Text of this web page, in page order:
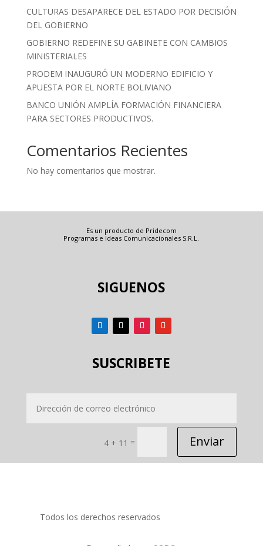
CULTURAS DESAPARECE DEL ESTADO POR DECISIÓN
DEL GOBIERNO
GOBIERNO REDEFINE SU GABINETE CON CAMBIOS
MINISTERIALES
PRODEM INAUGURÓ UN MODERNO EDIFICIO Y
APUESTA POR EL NORTE BOLIVIANO
BANCO UNIÓN AMPLÍA FORMACIÓN FINANCIERA
PARA SECTORES PRODUCTIVOS.
Comentarios Recientes
No hay comentarios que mostrar.
Es un producto de Pridecom
Programas e Ideas Comunicacionales S.R.L.
SIGUENOS
SUSCRIBETE
4 + 11 = Enviar
Todos los derechos reservados